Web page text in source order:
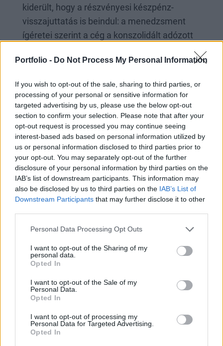
Portfolio - Do Not Process My Personal Information
If you wish to opt-out of the sale, sharing to third parties, or
processing of your personal or sensitive information for
targeted advertising by us, please use the below opt-out
section to confirm your selection. Please note that after your
opt-out request is processed you may continue seeing
interest-based ads based on personal information utilized by
us or personal information disclosed to third parties prior to
your opt-out. You may separately opt-out of the further
disclosure of your personal information by third parties on the
IAB’s list of downstream participants. This information may
also be disclosed by us to third parties on the IAB’s List of
Downstream Participants that may further disclose it to other
Personal Data Processing Opt Outs
I want to opt-out of the Sharing of my
personal data.
Opted In
I want to opt-out of the Sale of my
Personal Data.
Opted In
I want to opt-out of processing my
Personal Data for Targeted Advertising.
Opted In
kiderült, hogy a részvényesi készpénz-
visszajuttatás is beindul: a menedzsment
ígéretei szerint a cég a konszolidált adózott
eredménynek minimum 15 százalékát fizetné ki
osztalékként, valamint 2024 és 2026 között saját
milliárd forint értékben.
AzIndexnemrég interjút készített Mészáros
Lőrinccel, a beszélgetés során pedig Mészáros
az Opusról, mint blue chipről is beszélt.
Elmondta, hogy a többi blue chip egy-egy
könnyen azonosítható területen működik, az
Opus azonban többnemű tevékenységet folytat,
jelen van az építőiparban, az energetikában, a
ahhoz, hogy ilyen széles skálán mozogva
elnyerjék a több ezer befektető bizalmát. Ezután
Mészáros azt is elmondta, hogy szerinte a papír
valós értéke 500 forint felett kellene, hogy
legyen.
minősítette fel az Equilor az Opust, a korábbi 423
forintos célárat pedig 527 forintra emelte az